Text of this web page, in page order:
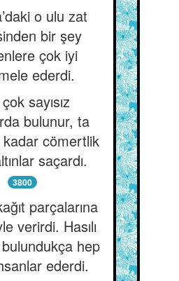
o ulu zat
bir şey
çok iyi
ederdi.
sayısız
bulunur, ta
cömertlik
saçardı.
3800
parçalarına
verirdi. Hasılı
hep
ederdi.